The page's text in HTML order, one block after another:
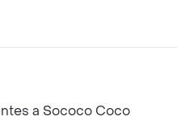
a Sococo Coco